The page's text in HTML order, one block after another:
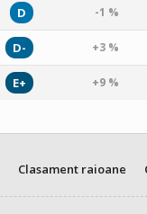
D -1 %
D- +3 %
E+ +9 %
Clasament raioane